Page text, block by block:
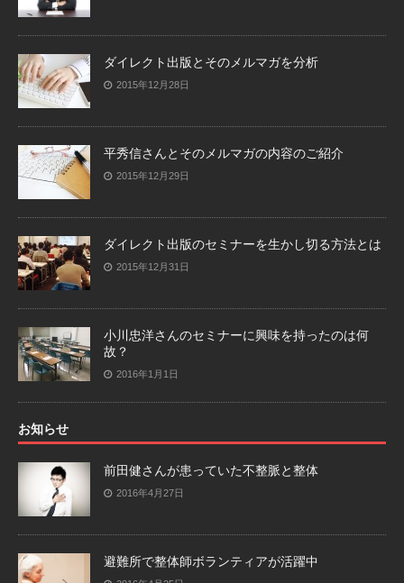
ダイレクト出版とそのメルマガを分析
2015年12月28日
平秀信さんとそのメルマガの内容のご紹介
2015年12月29日
ダイレクト出版のセミナーを生かし切る方法とは
2015年12月31日
小川忠洋さんのセミナーに興味を持ったのは何
故？
2016年1月1日
お知らせ
前田健さんが患っていた不整脈と整体
2016年4月27日
避難所で整体師ボランティアが活躍中